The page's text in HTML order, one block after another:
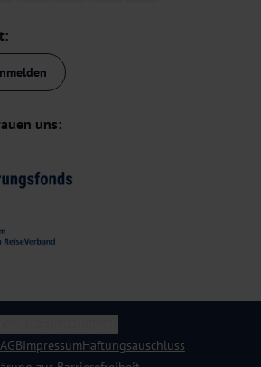
uns:
AGBImpressumHaftungsauschluss